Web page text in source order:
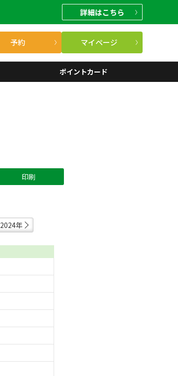
詳細はこちら
予約 マイページ
ポイントカード
印刷
2024年